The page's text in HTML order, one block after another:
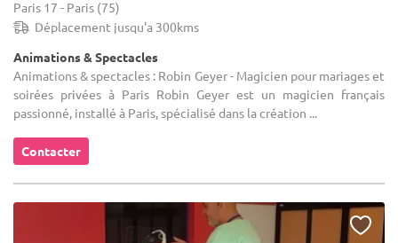
Paris 17 - Paris (75)
Déplacement jusqu'a 300kms
Animations & Spectacles
Animations & spectacles : Robin Geyer - Magicien pour mariages et
soirées privées à Paris Robin Geyer est un magicien français
passionné, installé à Paris, spécialisé dans la création ...
Contacter